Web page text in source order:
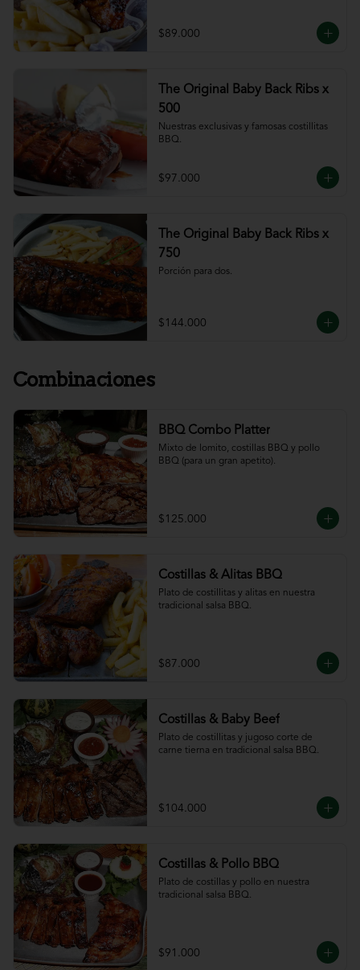
$89.000
The Original Baby Back Ribs x
500
Nuestras exclusivas y famosas costillitas
BBQ.
$97.000
The Original Baby Back Ribs x
750
Porción para dos.
$144.000
Combinaciones
BBQ Combo Platter
Mixto de lomito, costillas BBQ y pollo
BBQ (para un gran apetito).
$125.000
Costillas & Alitas BBQ
Plato de costillitas y alitas en nuestra
tradicional salsa BBQ.
$87.000
Costillas & Baby Beef
Plato de costillitas y jugoso corte de
carne tierna en tradicional salsa BBQ.
$104.000
Costillas & Pollo BBQ
Plato de costillas y pollo en nuestra
tradicional salsa BBQ.
$91.000